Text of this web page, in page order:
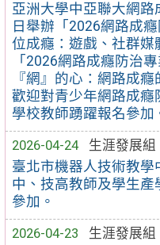
亞洲大學中亞聯大網
日舉辦「2026網路成
位成癮：遊戲、社群媒
「2026網路成癮防治
『網』的心：網路成
歡迎對青少年網路成癮
學校教師踴躍報名參加
2026-04-24
生涯發展組
臺北市機器人技術教
中、技高教師及學生
參加。
2026-04-23
生涯發展組